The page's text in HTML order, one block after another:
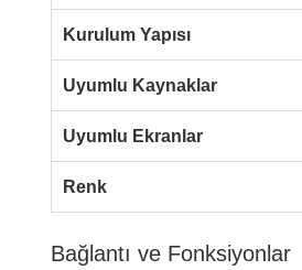
Kurulum Yapısı
Uyumlu Kaynaklar
Uyumlu Ekranlar
Renk
Bağlantı ve Fonksiyonlar